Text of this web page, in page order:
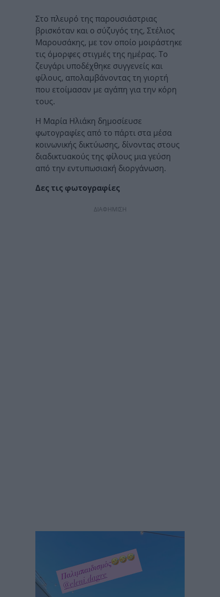
Στο πλευρό της παρουσιάστριας
βρισκόταν και ο σύζυγός της, Στέλιος
Μαρουσάκης, με τον οποίο μοιράστηκε
τις όμορφες στιγμές της ημέρας. Το
ζευγάρι υποδέχθηκε συγγενείς και
φίλους, απολαμβάνοντας τη γιορτή
που ετοίμασαν με αγάπη για την κόρη
τους.
Η Μαρία Ηλιάκη δημοσίευσε
φωτογραφίες από το πάρτι στα μέσα
κοινωνικής δικτύωσης, δίνοντας στους
διαδικτυακούς της φίλους μια γεύση
από την εντυπωσιακή διοργάνωση.
Δες τις φωτογραφίες
ΔΙΑΦΗΜΙΣΗ
Πρόγραμμα